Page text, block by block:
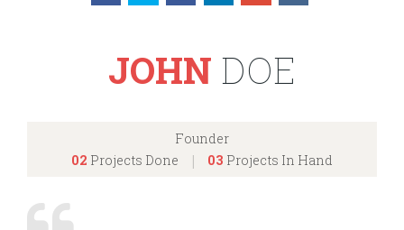
JOHN DOE
Founder
02 Projects Done | 03 Projects In Hand